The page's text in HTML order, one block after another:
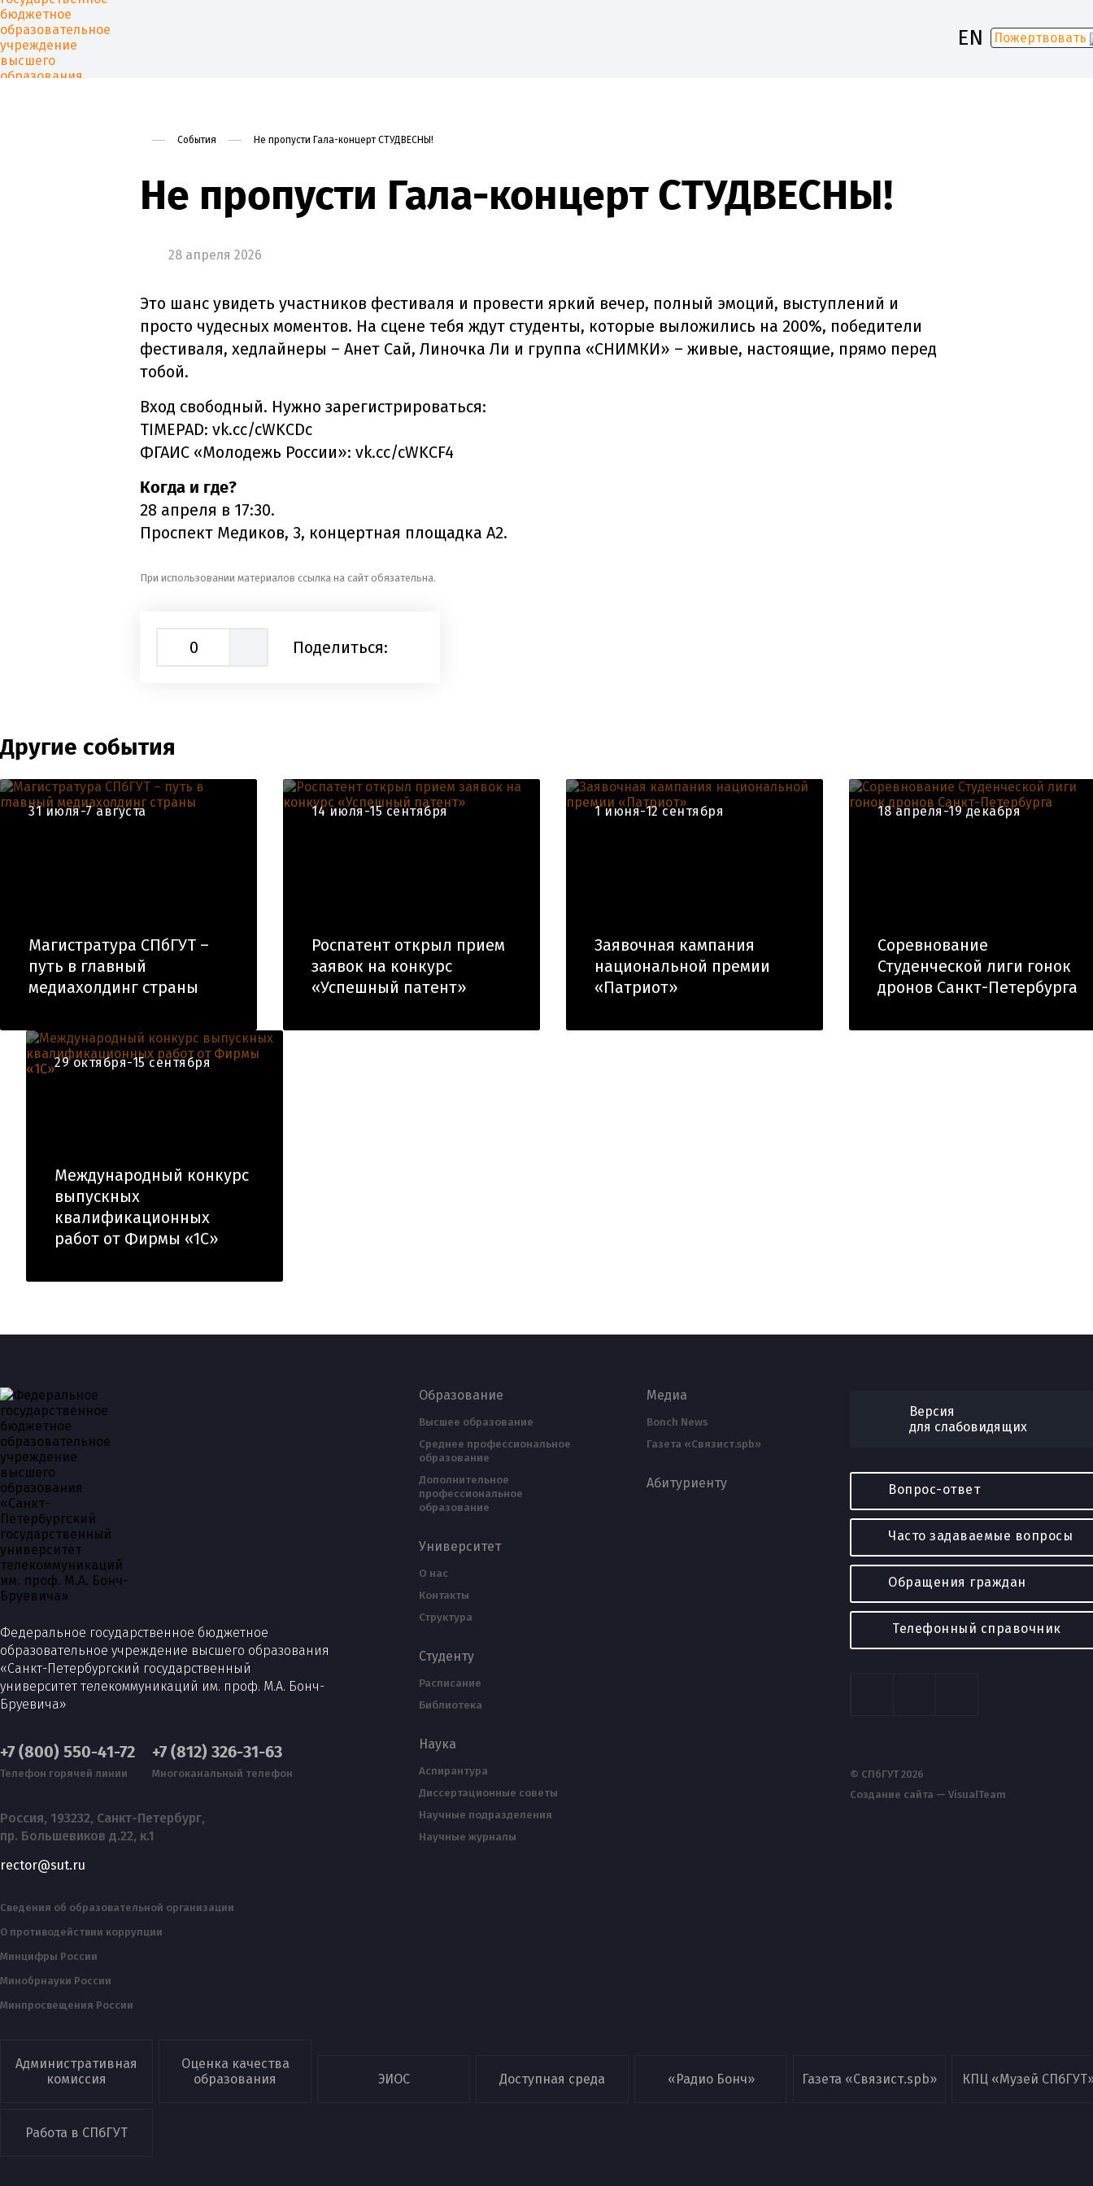
EN Пожертвовать
События Не пропусти Гала-концерт СТУДВЕСНЫ!
Не пропусти Гала-концерт СТУДВЕСНЫ!
28 апреля 2026
Это шанс увидеть участников фестиваля и провести яркий вечер, полный эмоций, выступлений и
просто чудесных моментов. На сцене тебя ждут студенты, которые выложились на 200%, победители
фестиваля, хедлайнеры – Анет Сай, Линочка Ли и группа «СНИМКИ» – живые, настоящие, прямо перед
тобой.
Вход свободный. Нужно зарегистрироваться:
TIMEPAD: vk.cc/cWKCDc
ФГАИС «Молодежь России»: vk.cc/cWKCF4
Когда и где?
28 апреля в 17:30.
Проспект Медиков, 3, концертная площадка А2.
При использовании материалов ссылка на сайт обязательна.
0 Поделиться:
Другие события
31 июля-7 августа
Магистратура СПбГУТ –
путь в главный
медиахолдинг страны
14 июля-15 сентября
Роспатент открыл прием
заявок на конкурс
«Успешный патент»
1 июня-12 сентября
Заявочная кампания
национальной премии
«Патриот»
18 апреля-19 декабря
Соревнование
Студенческой лиги гонок
дронов Санкт-Петербурга
29 октября-15 сентября
Международный конкурс
выпускных
квалификационных
работ от Фирмы «1С»
Федеральное государственное бюджетное
образовательное учреждение высшего образования
«Санкт-Петербургский государственный
университет телекоммуникаций им. проф. М.А. Бонч-
Бруевича»
+7 (800) 550-41-72
Телефон горячей линии
+7 (812) 326-31-63
Многоканальный телефон
Россия, 193232, Санкт-Петербург,
пр. Большевиков д.22, к.1
rector@sut.ru
Сведения об образовательной организации
О противодействии коррупции
Минцифры России
Минобрнауки России
Минпросвещения России
Образование
Высшее образование
Среднее профессиональное
образование
Дополнительное
профессиональное
образование
Университет
О нас
Контакты
Структура
Студенту
Расписание
Библиотека
Наука
Аспирантура
Диссертационные советы
Научные подразделения
Научные журналы
Медиа
Bonch News
Газета «Связист.spb»
Абитуриенту
Версия
для слабовидящих
Вопрос-ответ
Часто задаваемые вопросы
Обращения граждан
Телефонный справочник
© СПбГУТ 2026
Создание сайта — VisualTeam
Административная
комиссия
Оценка качества
образования
ЭИОС Доступная среда «Радио Бонч» Газета «Связист.spb» КПЦ «Музей
Работа в СПбГУТ